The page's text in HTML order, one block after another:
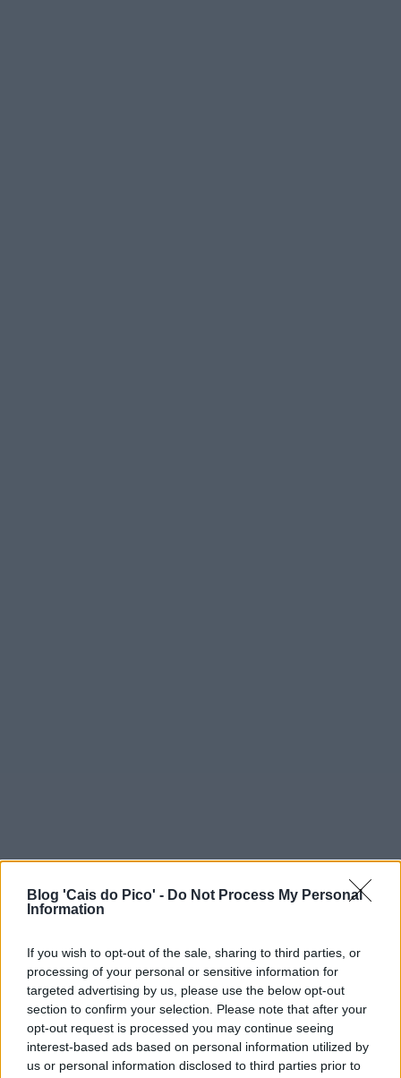
Blog 'Cais do Pico' - Do Not Process My Personal
Information
If you wish to opt-out of the sale, sharing to third parties, or
processing of your personal or sensitive information for
targeted advertising by us, please use the below opt-out
section to confirm your selection. Please note that after your
opt-out request is processed you may continue seeing
interest-based ads based on personal information utilized by
us or personal information disclosed to third parties prior to